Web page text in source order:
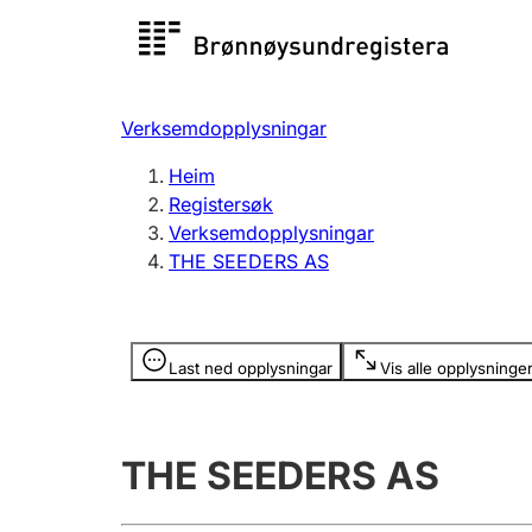
Registersøk
Registrere, endre, slette
Verksemdopplysningar
Heim
Registersøk
Verksemdopplysningar
THE SEEDERS AS
Last ned opplysningar Vis alle opplysninger
Opplysninger er skjult
THE SEEDERS AS